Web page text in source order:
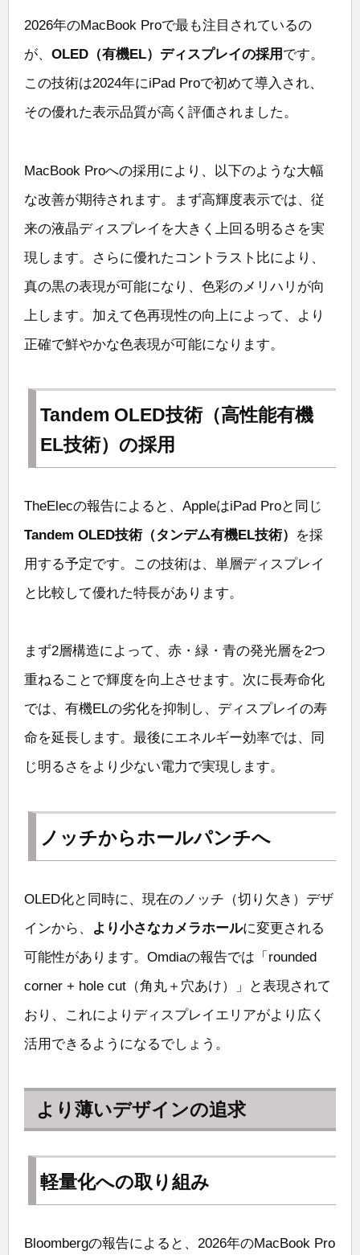
2026年のMacBook Proで最も注目されているの
が、 OLED（有機EL）ディスプレイの採用 です。
この技術は2024年にiPad Proで初めて導入され、
その優れた表示品質が高く評価されました。
MacBook Proへの採用により、以下のような大幅
な改善が期待されます。まず高輝度表示では、従
来の液晶ディスプレイを大きく上回る明るさを実
現します。さらに優れたコントラスト比により、
真の黒の表現が可能になり、色彩のメリハリが向
上します。加えて色再現性の向上によって、より
正確で鮮やかな色表現が可能になります。
Tandem OLED技術（高性能有機
EL技術）の採用
TheElecの報告によると、AppleはiPad Proと同じ
Tandem OLED技術（タンデム有機EL技術）
を採
用する予定です。この技術は、単層ディスプレイ
と比較して優れた特長があります。
まず2層構造によって、赤・緑・青の発光層を2つ
重ねることで輝度を向上させます。次に長寿命化
では、有機ELの劣化を抑制し、ディスプレイの寿
命を延長します。最後にエネルギー効率では、同
じ明るさをより少ない電力で実現します。
ノッチからホールパンチへ
OLED化と同時に、現在のノッチ（切り欠き）デザ
インから、
より小さなカメラホールに変更される
可能性があります。Omdiaの報告では「rounded
corner + hole cut（角丸＋穴あけ）」と表現されて
おり、これによりディスプレイエリアがより広く
活用できるようになるでしょう。
より薄いデザインの追求
軽量化への取り組み
Bloombergの報告によると、2026年のMacBook Pro